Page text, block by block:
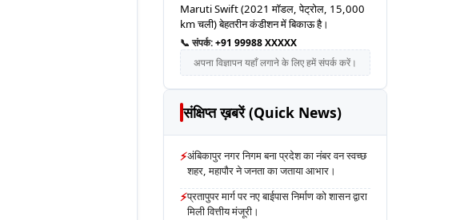
Maruti Swift (2021 मॉडल, पेट्रोल, 15,000
km चली) बेहतरीन कंडीशन में बिकाऊ है।
📞 संपर्क:+91 99988 XXXXX
अपना विज्ञापन यहाँ लगाने के लिए हमें संपर्क करें।
संक्षिप्त ख़बरें (Quick News)
⚡अंबिकापुर नगर निगम बना प्रदेश का नंबर वन स्वच्छ
शहर, महापौर ने जनता का जताया आभार।
⚡प्रतापुपर मार्ग पर नए बाईपास निर्माण को शासन द्वारा
मिली वित्तीय मंजूरी।